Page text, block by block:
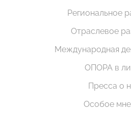
Региональное
Отраслевое
Международная
ОПОРА в
Пресса о
Особое